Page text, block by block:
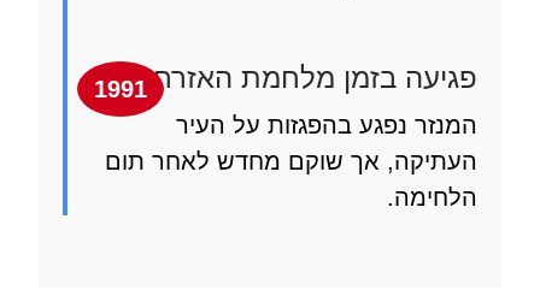
1991בזמן מלחמת האזרחים
נפגע בהפגזות על העיר
אך שוקם מחדש לאחר תום